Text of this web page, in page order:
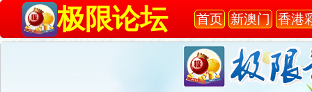
极限论坛 首页 新澳门 香港